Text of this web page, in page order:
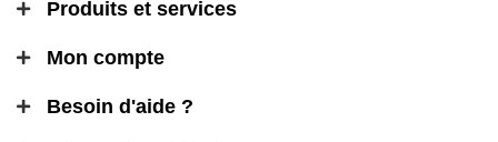
Produits et services
Mon compte
Besoin d'aide ?